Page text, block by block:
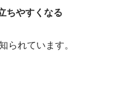
ちやすくなる
られています。